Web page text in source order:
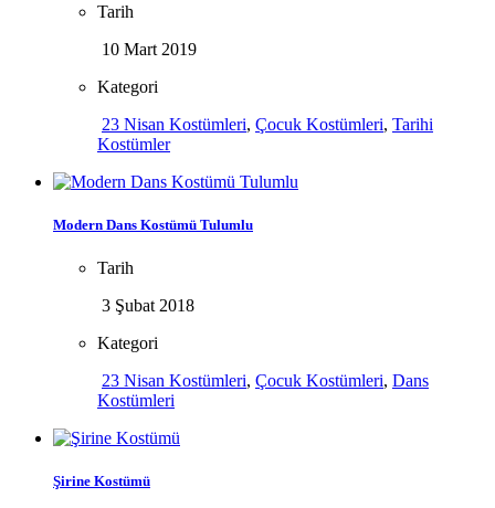
Tarih
10 Mart 2019
Kategori
23 Nisan Kostümleri, Çocuk Kostümleri, Tarihi
Kostümler
Modern Dans Kostümü Tulumlu
Tarih
3 Şubat 2018
Kategori
23 Nisan Kostümleri, Çocuk Kostümleri, Dans
Kostümleri
Şirine Kostümü